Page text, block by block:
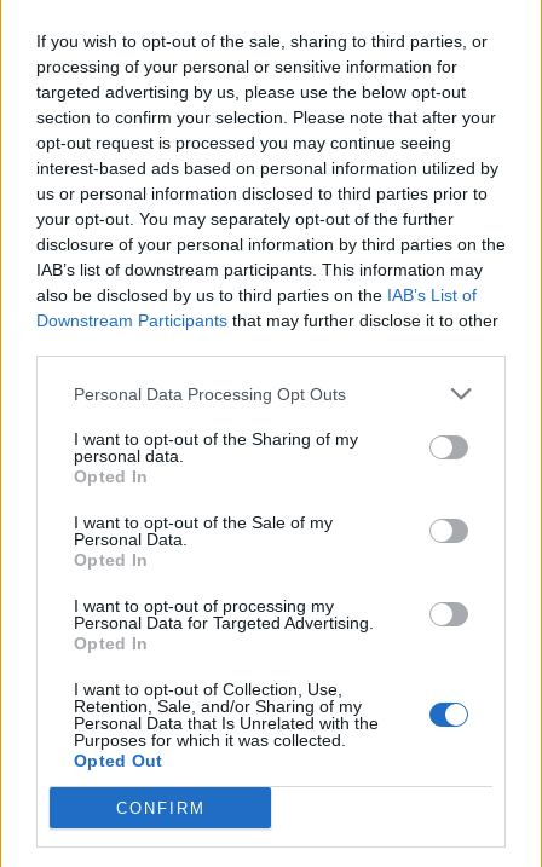
If you wish to opt-out of the sale, sharing to third parties, or
processing of your personal or sensitive information for
targeted advertising by us, please use the below opt-out
section to confirm your selection. Please note that after your
opt-out request is processed you may continue seeing
interest-based ads based on personal information utilized by
us or personal information disclosed to third parties prior to
your opt-out. You may separately opt-out of the further
disclosure of your personal information by third parties on the
IAB’s list of downstream participants. This information may
also be disclosed by us to third parties on the IAB’s List of
Downstream Participants that may further disclose it to other
Personal Data Processing Opt Outs
I want to opt-out of the Sharing of my
personal data.
Opted In
I want to opt-out of the Sale of my
Personal Data.
Opted In
I want to opt-out of processing my
Personal Data for Targeted Advertising.
Opted In
I want to opt-out of Collection, Use,
Retention, Sale, and/or Sharing of my
Personal Data that Is Unrelated with the
Purposes for which it was collected.
Opted Out
CONFIRM
habitual es como alimentarte solo de lechuga:
aguantas una semana, pero a la larga te faltan
piezas.
Publicidad